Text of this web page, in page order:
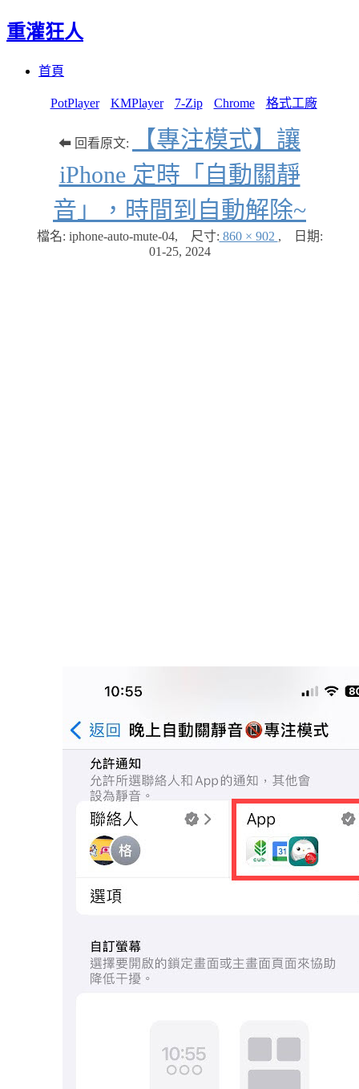
重灌狂人
首頁
PotPlayer KMPlayer 7-Zip Chrome 格式工廠
⬅ 回看原文:
【專注模式】讓
iPhone 定時「自動關靜
音」，時間到自動解除~
檔名: iphone-auto-mute-04, 尺寸: 860 × 902 ,
日期:
01-25, 2024